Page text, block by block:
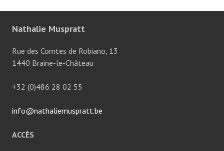
Nathalie Muspratt
Rue des Comtes de Robiano, 13
1440 Braine-le-Château
+32 (0)486 28 02 55
info@nathaliemuspratt.be
ACCÈS